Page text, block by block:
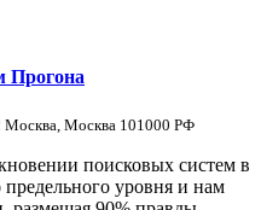
Прогона
Москва, Москва 101000 РФ
поисковых систем в
уровня и нам